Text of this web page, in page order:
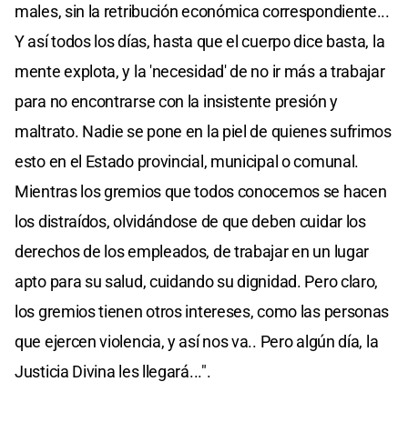
males, sin la retribución económica correspondiente...
Y así todos los días, hasta que el cuerpo dice basta, la
mente explota, y la 'necesidad' de no ir más a trabajar
para no encontrarse con la insistente presión y
maltrato. Nadie se pone en la piel de quienes sufrimos
esto en el Estado provincial, municipal o comunal.
Mientras los gremios que todos conocemos se hacen
los distraídos, olvidándose de que deben cuidar los
derechos de los empleados, de trabajar en un lugar
apto para su salud, cuidando su dignidad. Pero claro,
los gremios tienen otros intereses, como las personas
que ejercen violencia, y así nos va.. Pero algún día, la
Justicia Divina les llegará...".